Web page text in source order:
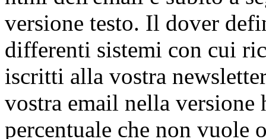
versione testo. Il dover
differenti sistemi con cui
iscritti alla vostra
vostra email nella versione
percentuale che non vuole